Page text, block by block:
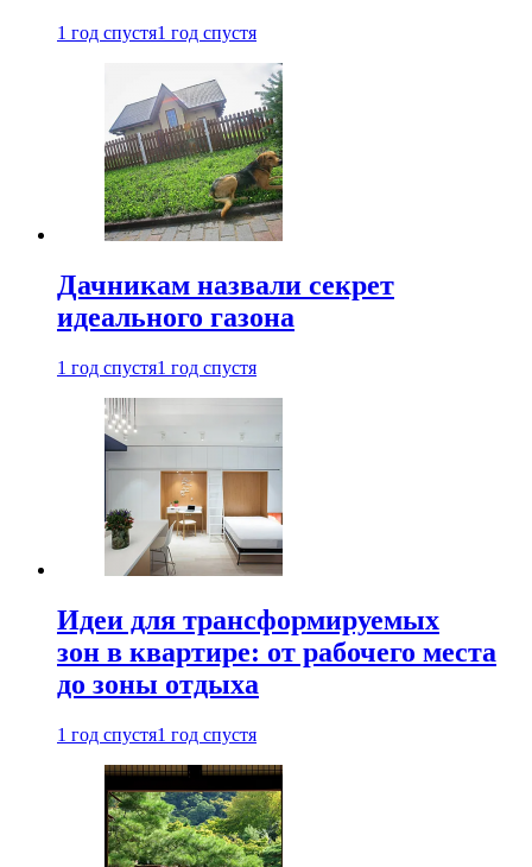
1 год спустя1 год спустя
Дачникам назвали секрет
идеального газона
1 год спустя1 год спустя
Идеи для трансформируемых
зон в квартире: от рабочего места
до зоны отдыха
1 год спустя1 год спустя